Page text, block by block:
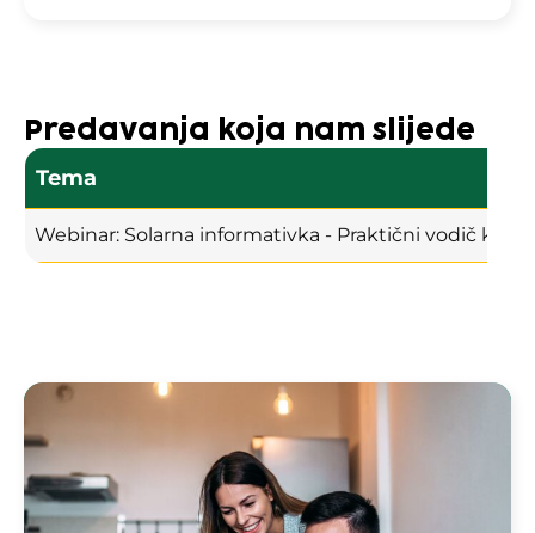
Predavanja koja nam slijede
Tema
Webinar: Solarna informativka - Praktični vodič kroz